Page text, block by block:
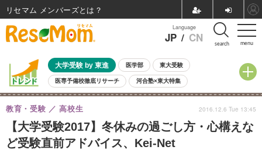
menu
Language
JP / CN search
大学受験 by 東進 医学部 東大受験
医専予備校徹底リサーチ 河合塾×東大特集
親子で考える大学選び 高校受験 中学受験 小学校受験
共通テスト 夏休み
8月開催イベント・WS 全国公立高校 過去問 人気記事
自由研究教材（小学生向け） 自由研究教材（中学生向け）
【大学受験2017】冬休みの過ごし方・心構えな
ど受験直前アドバイス、Kei-Net
教育・受験 高校生 2016.12.6 Tue 13:45
リセマム メンバーズ